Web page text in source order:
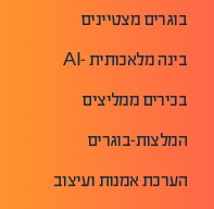
בוגרים מצטיינים
בינה מלאכותית -AI
בכירים ממליצים
המלצות-בוגרים
הערכת אמנות ועיצוב